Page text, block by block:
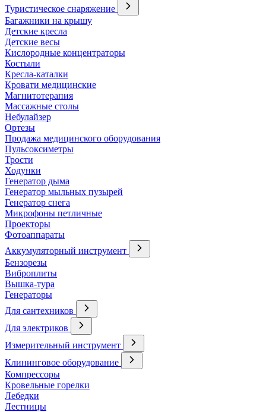
Туристическое снаряжение
Багажники на крышу
Детские кресла
Детские весы
Кислородные концентраторы
Костыли
Кресла-каталки
Кровати медицинские
Магнитотерапия
Массажные столы
Небулайзер
Ортезы
Продажа медицинского оборудования
Пульсоксиметры
Трости
Ходунки
Генератор дыма
Генератор мыльных пузырей
Генератор снега
Микрофоны петличные
Проекторы
Фотоаппараты
Аккумуляторный инструмент
Бензорезы
Виброплиты
Вышка-тура
Генераторы
Для сантехников
Для электриков
Измерительный инструмент
Клининговое оборудование
Компрессоры
Кровельные горелки
Лебедки
Лестницы